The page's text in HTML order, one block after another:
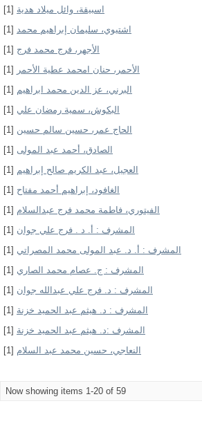
اسبيقة، وائل ميلاد هدية [1]
اشتيوي، سليمان إبراهيم محمد [1]
الأجهر، فرج محمد فرج [1]
الأحمر، حنان امحمد عطية الأحمر
[1]
البرني، عز الدين محمد ابراهيم [1]
البكوش، سمية رمضان علي [1]
الحاج عمر، حسين سالم حسين [1]
الصادق، أحمد عبد المولى [1]
العجيل، عبد الكريم صالح إبراهيم [1]
الغافود، إبراهيم أحمد مفتاح [1]
الفيتوري، فاطمة محمد فرج عبدالسلام [1]
المشرف : أ. د . فرج علي جوان [1]
المشرف : أ. د. عبد المولى محمد المصراتي [1]
المشرف : ج. عصام محمد الصاري [1]
المشرف : د. فرج علي عبدالله جوان [1]
المشرف : د. هيثم عبد الحميد خزنة [1]
المشرف :د. هيثم عبد الحميد خزنة [1]
النعاجي، حسين محمد عبد السلام [1]
Now showing items 1-20 of 59